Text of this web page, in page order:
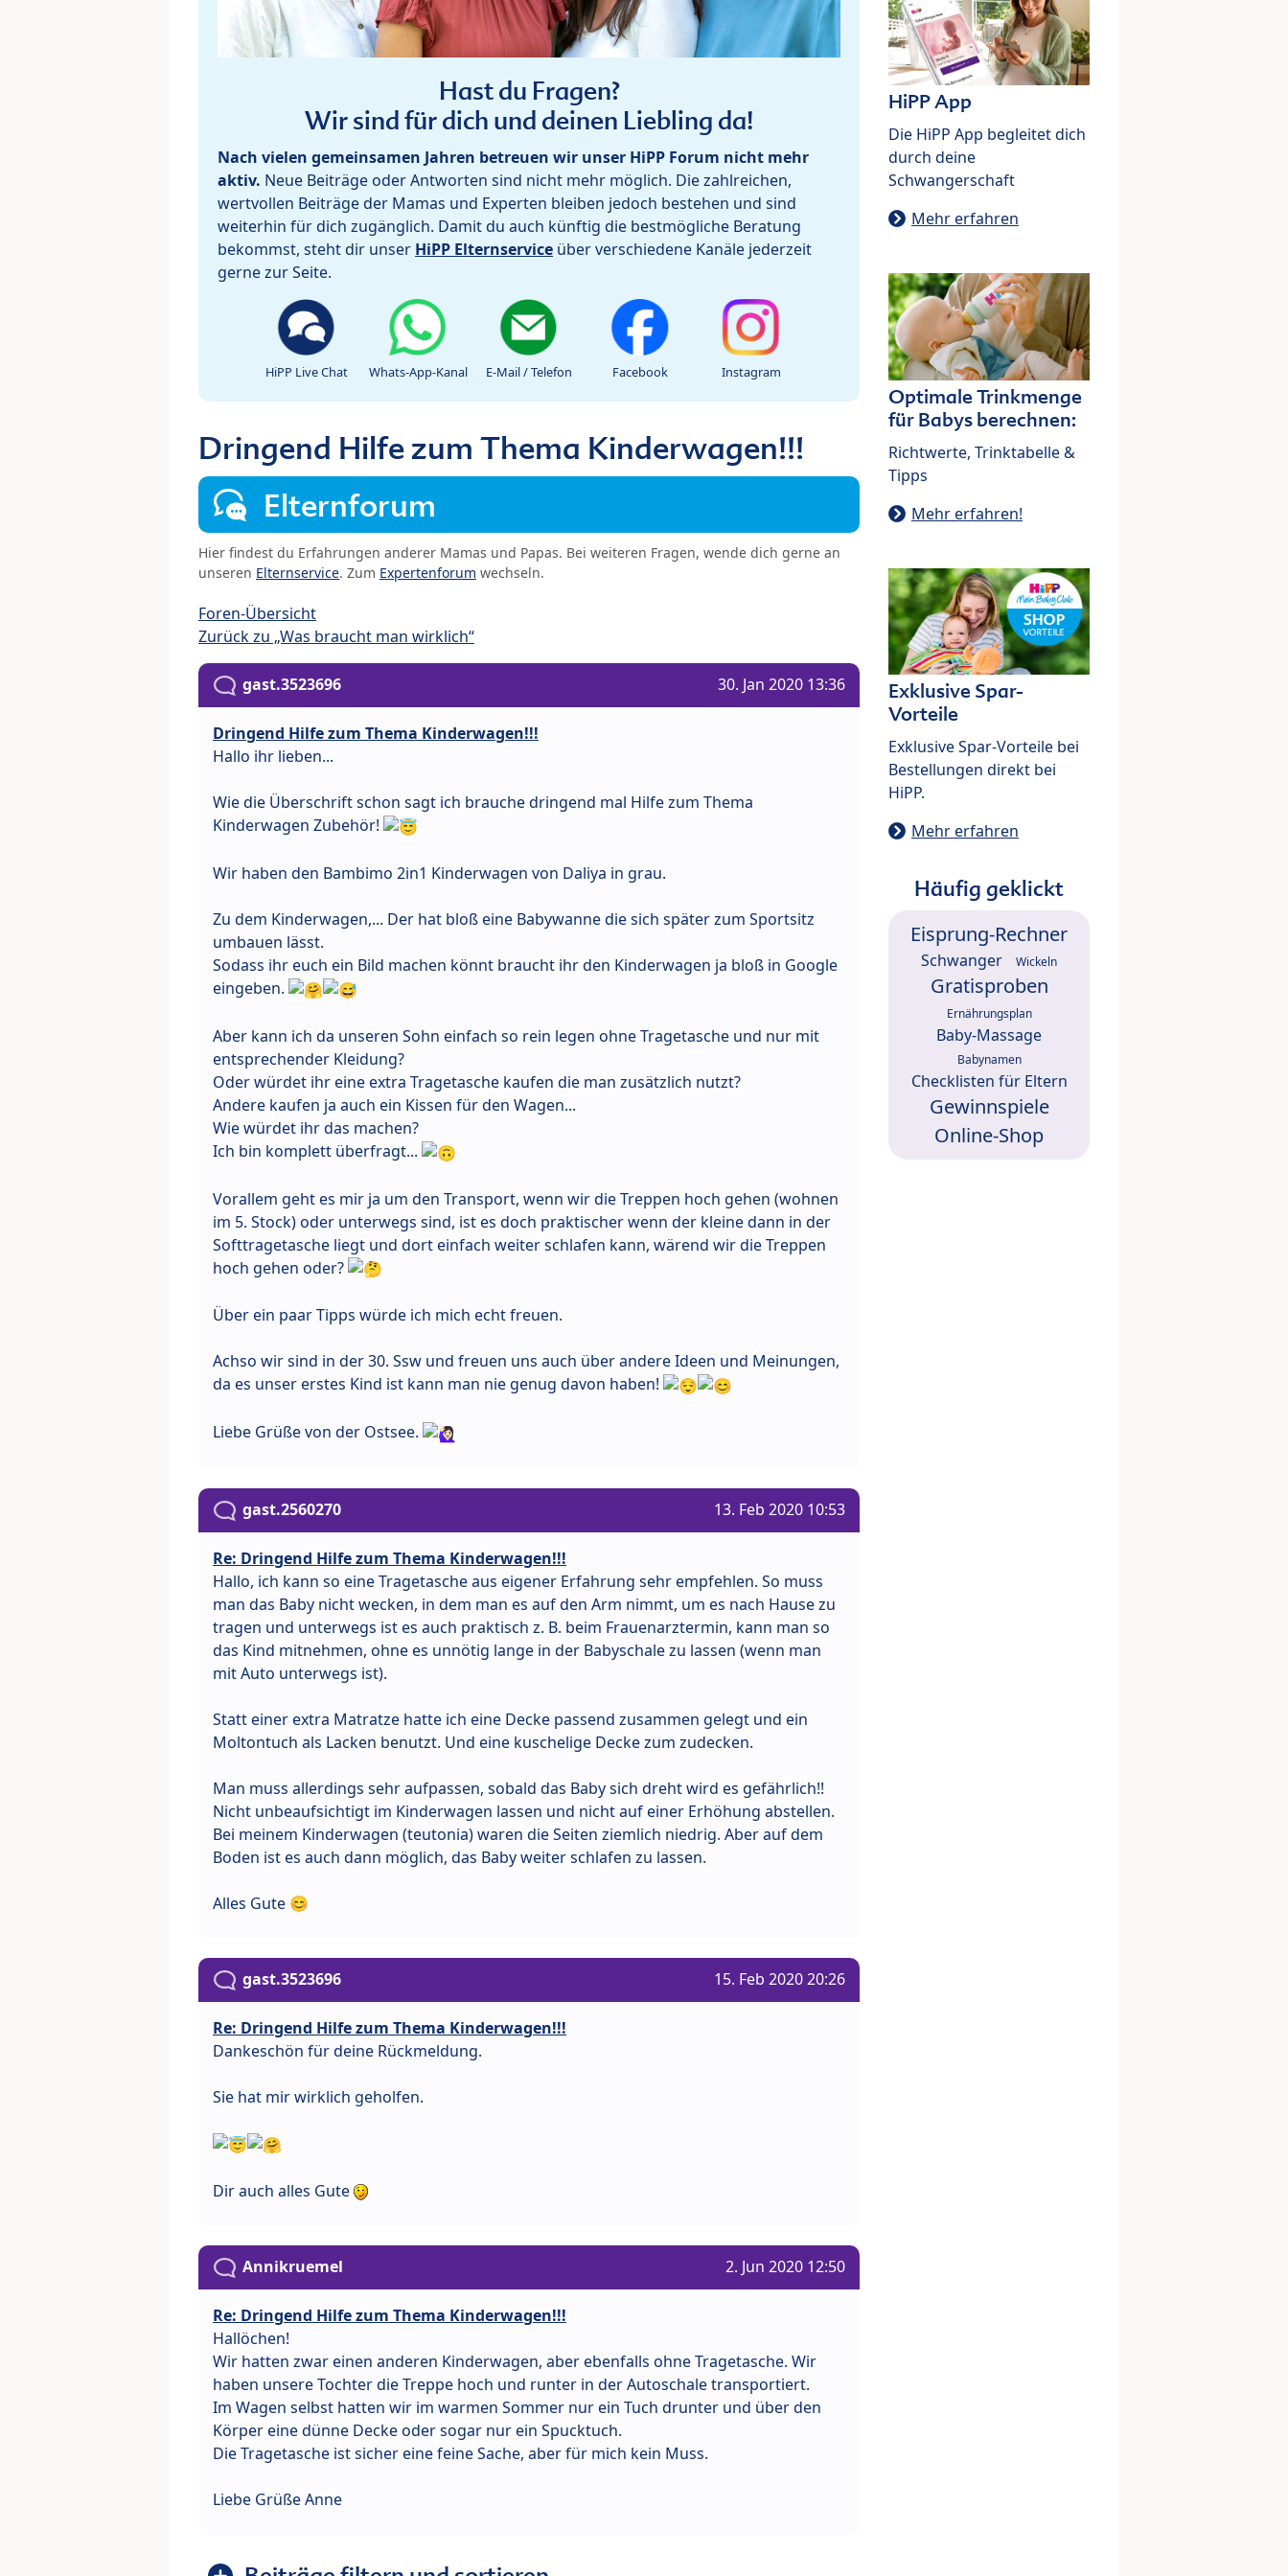
Hast du Fragen?
Wir sind für dich und deinen Liebling da!
Nach vielen gemeinsamen Jahren betreuen wir unser HiPP Forum nicht mehr
aktiv. Neue Beiträge oder Antworten sind nicht mehr möglich. Die zahlreichen,
wertvollen Beiträge der Mamas und Experten bleiben jedoch bestehen und sind
weiterhin für dich zugänglich. Damit du auch künftig die bestmögliche Beratung
bekommst, steht dir unser HiPP Elternservice über verschiedene Kanäle jederzeit
gerne zur Seite.
HiPP Live Chat Whats-App-Kanal E-Mail / Telefon Facebook Instagram
Dringend Hilfe zum Thema Kinderwagen!!!
Elternforum
Hier findest du Erfahrungen anderer Mamas und Papas. Bei weiteren Fragen, wende dich gerne an
unseren Elternservice. Zum Expertenforum wechseln.
Foren-Übersicht
Zurück zu „Was braucht man wirklich“
gast.3523696 30. Jan 2020 13:36
Dringend Hilfe zum Thema Kinderwagen!!!
Hallo ihr lieben...
Wie die Überschrift schon sagt ich brauche dringend mal Hilfe zum Thema
Kinderwagen Zubehör!
Wir haben den Bambimo 2in1 Kinderwagen von Daliya in grau.
Zu dem Kinderwagen,... Der hat bloß eine Babywanne die sich später zum Sportsitz
umbauen lässt.
Sodass ihr euch ein Bild machen könnt braucht ihr den Kinderwagen ja bloß in Google
eingeben.
Aber kann ich da unseren Sohn einfach so rein legen ohne Tragetasche und nur mit
entsprechender Kleidung?
Oder würdet ihr eine extra Tragetasche kaufen die man zusätzlich nutzt?
Andere kaufen ja auch ein Kissen für den Wagen...
Wie würdet ihr das machen?
Ich bin komplett überfragt...
Vorallem geht es mir ja um den Transport, wenn wir die Treppen hoch gehen (wohnen
im 5. Stock) oder unterwegs sind, ist es doch praktischer wenn der kleine dann in der
Softtragetasche liegt und dort einfach weiter schlafen kann, wärend wir die Treppen
hoch gehen oder?
Über ein paar Tipps würde ich mich echt freuen.
Achso wir sind in der 30. Ssw und freuen uns auch über andere Ideen und Meinungen,
da es unser erstes Kind ist kann man nie genug davon haben!
Liebe Grüße von der Ostsee.
gast.2560270 13. Feb 2020 10:53
Re: Dringend Hilfe zum Thema Kinderwagen!!!
Hallo, ich kann so eine Tragetasche aus eigener Erfahrung sehr empfehlen. So muss
man das Baby nicht wecken, in dem man es auf den Arm nimmt, um es nach Hause zu
tragen und unterwegs ist es auch praktisch z. B. beim Frauenarztermin, kann man so
das Kind mitnehmen, ohne es unnötig lange in der Babyschale zu lassen (wenn man
mit Auto unterwegs ist).
Statt einer extra Matratze hatte ich eine Decke passend zusammen gelegt und ein
Moltontuch als Lacken benutzt. Und eine kuschelige Decke zum zudecken.
Man muss allerdings sehr aufpassen, sobald das Baby sich dreht wird es gefährlich!!
Nicht unbeaufsichtigt im Kinderwagen lassen und nicht auf einer Erhöhung abstellen.
Bei meinem Kinderwagen (teutonia) waren die Seiten ziemlich niedrig. Aber auf dem
Boden ist es auch dann möglich, das Baby weiter schlafen zu lassen.
Alles Gute 😊
gast.3523696 15. Feb 2020 20:26
Re: Dringend Hilfe zum Thema Kinderwagen!!!
Dankeschön für deine Rückmeldung.
Sie hat mir wirklich geholfen.
Dir auch alles Gute
Annikruemel 2. Jun 2020 12:50
Re: Dringend Hilfe zum Thema Kinderwagen!!!
Hallöchen!
Wir hatten zwar einen anderen Kinderwagen, aber ebenfalls ohne Tragetasche. Wir
haben unsere Tochter die Treppe hoch und runter in der Autoschale transportiert.
Im Wagen selbst hatten wir im warmen Sommer nur ein Tuch drunter und über den
Körper eine dünne Decke oder sogar nur ein Spucktuch.
Die Tragetasche ist sicher eine feine Sache, aber für mich kein Muss.
Liebe Grüße Anne
HiPP App
Die HiPP App begleitet dich
durch deine
Schwangerschaft
Mehr erfahren
Optimale Trinkmenge
für Babys berechnen:
Richtwerte, Trinktabelle &
Tipps
Mehr erfahren!
Exklusive Spar-
Vorteile
Exklusive Spar-Vorteile bei
Bestellungen direkt bei
HiPP.
Mehr erfahren
Häufig geklickt
Eisprung-Rechner
Schwanger Wickeln
Gratisproben
Ernährungsplan
Baby-Massage
Babynamen
Checklisten für Eltern
Gewinnspiele
Online-Shop